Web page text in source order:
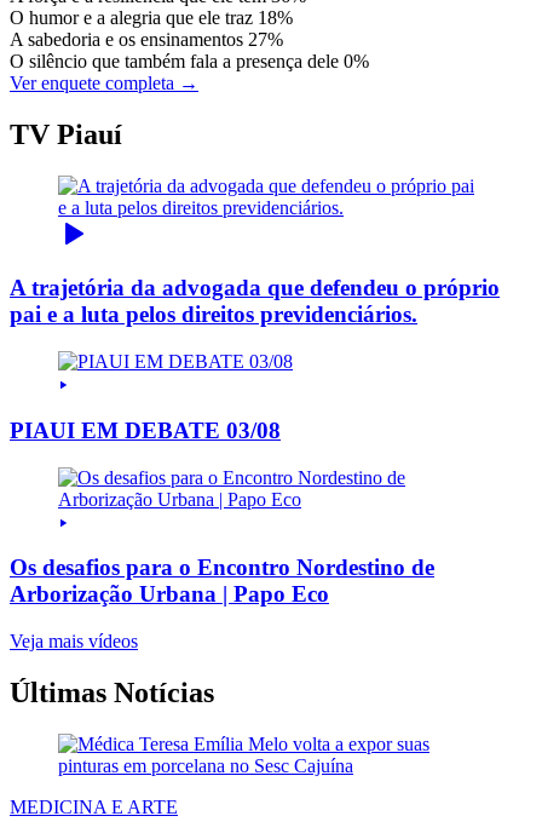
O humor e a alegria que ele traz 18%
A sabedoria e os ensinamentos 27%
O silêncio que também fala a presença dele 0%
Ver enquete completa →
TV Piauí
A trajetória da advogada que defendeu o próprio
pai e a luta pelos direitos previdenciários.
PIAUI EM DEBATE 03/08
Os desafios para o Encontro Nordestino de
Arborização Urbana | Papo Eco
Veja mais vídeos
Últimas Notícias
MEDICINA E ARTE